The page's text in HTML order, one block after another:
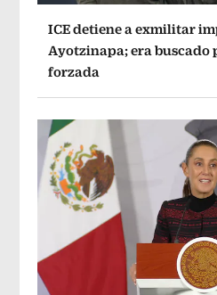
ICE detiene a exmilitar
Ayotzinapa; era buscado
forzada